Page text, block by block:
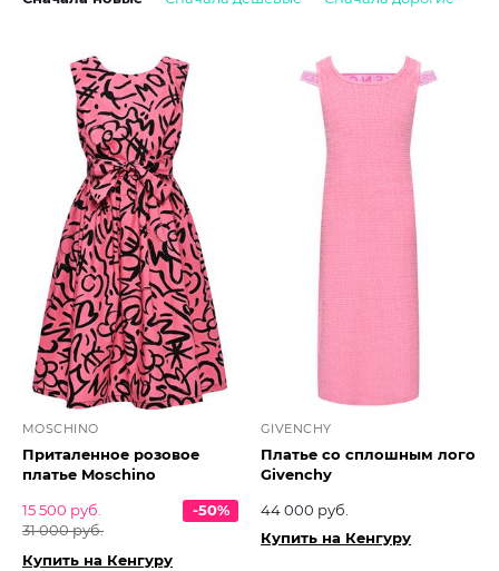
MOSCHINO
Приталенное розовое
платье Moschino
15 500 руб.
31 000 руб.
-50%
Купить на Кенгуру
GIVENCHY
Платье со сплошным лого
Givenchy
44 000 руб.
Купить на Кенгуру